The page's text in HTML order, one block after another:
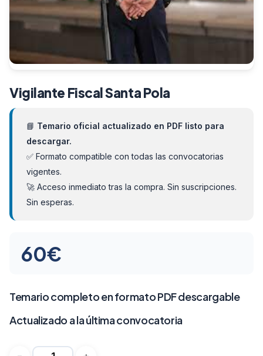
Vigilante Fiscal Santa Pola
📘 Temario oficial actualizado en PDF listo para
descargar.
✅ Formato compatible con todas las convocatorias
vigentes.
🚀 Acceso inmediato tras la compra. Sin suscripciones.
Sin esperas.
60€
Temario completo en formato PDF descargable
Actualizado a la última convocatoria